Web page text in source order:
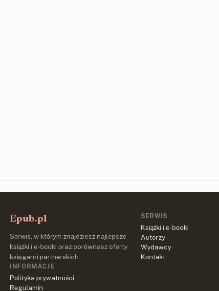
Epub.pl
Serwis, w którym znajdziesz najlepsze
książki i e-booki oraz porównasz oferty
księgarni partnerskich.
SERWIS
Książki i e-booki
Autorzy
Wydawcy
Kontakt
INFORMACJE
Polityka prywatności
Regulamin